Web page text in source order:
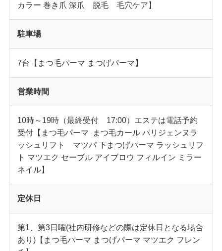
カラー 巻き爪 深爪 脱毛 毛穴ケア】
駐車場
7台【まつ毛パーマ まつげパーマ】
営業時間
10時～19時（最終受付 17:00）エステは電話予約
受付【まつ毛パーマ まつ毛カール パリジェンヌラ
ッシュリフト マツパ 下まつげパーマ ラッシュリフ
ト マツエク セーブル アイブロウ フィルイン ミラー
ネイル】
定休日
第1、第3日曜(社内研修などの際は定休日となる場合
あり)【まつ毛パーマ まつげパーマ マツエク フレン